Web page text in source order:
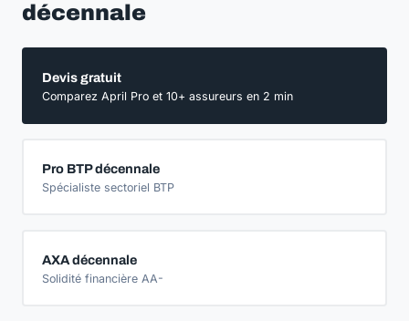
décennale
Devis gratuit
Comparez April Pro et 10+ assureurs en 2 min
Pro BTP décennale
Spécialiste sectoriel BTP
AXA décennale
Solidité financière AA-